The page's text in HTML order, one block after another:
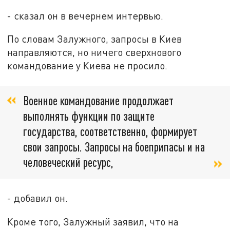
- сказал он в вечернем интервью.
По словам Залужного, запросы в Киев
направляются, но ничего сверхнового
командование у Киева не просило.
Военное командование продолжает
выполнять функции по защите
государства, соответственно, формирует
свои запросы. Запросы на боеприпасы и на
человеческий ресурс,
- добавил он.
Кроме того, Залужный заявил, что на